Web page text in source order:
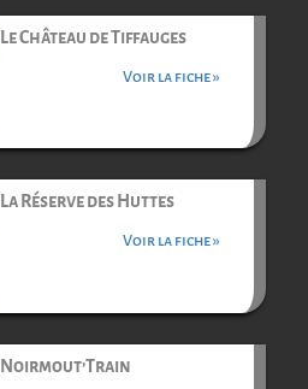
Le Château de Tiffauges
Voir la fiche »
La Réserve des Huttes
Voir la fiche »
Noirmout’Train